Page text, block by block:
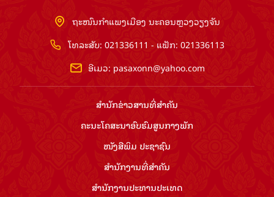
ຖະໜົນກຳແພງເມືອງ ນະຄອນຫຼວງວຽງຈັນ
ໂທລະສັບ: 021336111 - ແຟັກ: 021336113
ອີເມວ: pasaxonn@yahoo.com
ສຳ​ນັກ​ຂ່າວ​ສານ​ທີ່​ສຳ​ຄັນ​
ຄະນະໂຄສະນາອົບຮົມ​ສູນ​ກາງ​ພັກ
ໜັງສືພິມ ປະ​ຊາ​ຊົນ
ສຳ​ນັກ​ງານ​ທີ່​ສຳ​ຄັນ
ສຳ​ນັກ​ງານ​ປະ​ທານ​ປະ​ເທດ